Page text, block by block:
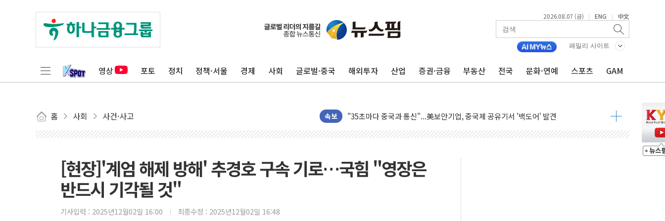
2026.08.07 (금) | ENG | 中文
패밀리 사이트
영상 포토 정치 정책·서울 경제 사회 글로벌·중국 해외투자 산업 증권·금융 부동산 전국 문화·연예 스포츠 GAM
홈 사회 사건·사고 속보
지방공기업 경영평가, 서울농수산식품공사 등 20곳 '최우수'...인천환경공단 등 '부진'
"35초마다 중국과 통신"...美보안기업, 중국제 공유기서 '백도어' 발견
한병도 "막말 정치를 좌시하지 않겠다"
AIA그룹, 12년 연속 MDRT 회원 수 세계 1위…국내 회원 34% 증가
[컨콜] 네이버, 멤버십 연계 배송 혜택 강화...새벽 배송 도입 예정
[현장]'계엄 해제 방해' 추경호 구속 기로…국힘 "영장은
반드시 기각될 것"
기사입력 : 2025년12월02일 16:00 최종수정 : 2025년12월02일 16:48